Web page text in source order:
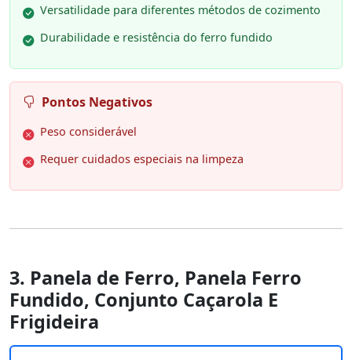
Versatilidade para diferentes métodos de cozimento
Durabilidade e resistência do ferro fundido
Pontos Negativos
Peso considerável
Requer cuidados especiais na limpeza
3. Panela de Ferro, Panela Ferro
Fundido, Conjunto Caçarola E
Frigideira